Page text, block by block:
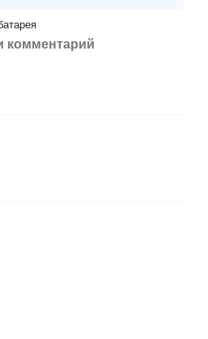
комментарий